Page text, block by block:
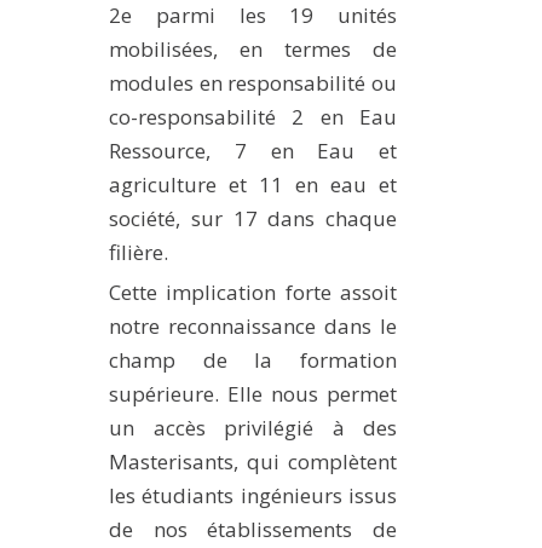
2e parmi les 19 unités
mobilisées, en termes de
modules en responsabilité ou
co-responsabilité 2 en Eau
Ressource, 7 en Eau et
agriculture et 11 en eau et
société, sur 17 dans chaque
filière.
Cette implication forte assoit
notre reconnaissance dans le
champ de la formation
supérieure. Elle nous permet
un accès privilégié à des
Masterisants, qui complètent
les étudiants ingénieurs issus
de nos établissements de